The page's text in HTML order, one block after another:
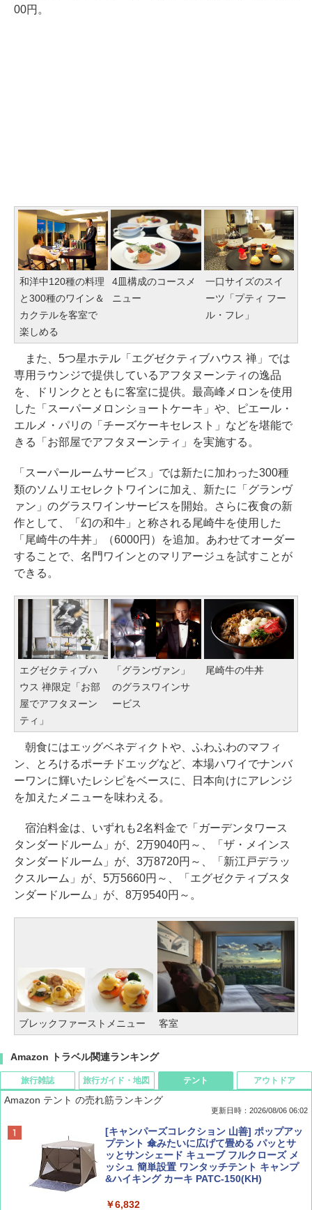
00円。
和洋中120種の料理
と300種のワイン＆
カクテルを客室で
楽しめる
4皿構成のコースメ
ニュー
一口サイズのスイ
ーツ「プティ フー
ル・フレ」
また、5つ星ホテル「エグゼクティブハウス 禅」では
専用ラウンジで提供しているアフタヌーンティの逸品
を、ドリンクとともに客室に提供。最高峰メロンを使用
した「スーパーメロンショートケーキ」や、ピエール・
エルメ・パリの「チーズケーキセレスト」などを堪能で
きる「お部屋でアフタヌーンティ」を実施する。
「スーパールームサービス」では新たに加わった300種
類のソムリエセレクトワインに加え、新たに「グランヴ
ァン」のグラスワインサービスを開始。さらに夜食の新
作として、「幻の和牛」と称される尾崎牛を使用した
「尾崎牛の牛丼」（6000円）を追加。あわせてオーダー
することで、名門ワインとのマリアージュを試すことが
できる。
エグゼクティブハ
ウス 禅限定「お部
屋でアフタヌーン
ティ」
「グランヴァン」
のグラスワインサ
ービス
尾崎牛の牛丼
朝食にはエッグベネディクトや、ふわふわのマフィ
ン、とろけるポーチドエッグなど、本場ハワイでナンバ
ーワンに輝いたレシピをベースに、日本向けにアレンジ
を加えたメニューを味わえる。
宿泊料金は、いずれも2名料金で「ガーデンタワース
タンダードルーム」が、2万9040円～、「ザ・メインス
タンダードルーム」が、3万8720円～、「新江戸デラッ
クスルーム」が、5万5660円～、「エグゼクティブスタ
ンダードルーム」が、8万9540円～。
ブレックファーストメニュー 客室
Amazon トラベル関連ランキング
旅行雑誌
ディズニーファン ２０２６年 ９月号 [雑
誌] (ＤＩＳＮＥＹ ＦＡＮ)
￥713
旅行ガイド・地図
D40 地球の歩き方 チェンマイ タイ北部の魅
力的な町 2026～2027 地球の歩き方D アジア
￥2,079
テント
Amazon テント の売れ筋ランキング
更新日時：2026/08/06 06:02
[キャンパーズコレクション 山善] ポップアッ
プテント 傘みたいに広げて畳める パッとサ
ッとサンシェード キューブ フルクローズ メ
ッシュ 簡単設置 ワンタッチテント キャンプ
&ハイキング カーキ PATC-150(KH)
￥6,832
アウトドア